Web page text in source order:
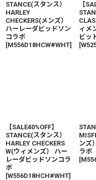
STANCE(スタンス）
HARLEY
CHECKERS(メンズ）
ハーレーダビッドソン
コラボ
[M556D18HCW#WHT]
【
ィメ
ビッ
[
【SALE40%OFF】
STANCE(スタンス）
HARLEY CHECKERS
W(ウィメンズ） ハー
レーダビッドソンコラ
ボ
[W556D18HCH#WHT]
ンズ
ラボ
[